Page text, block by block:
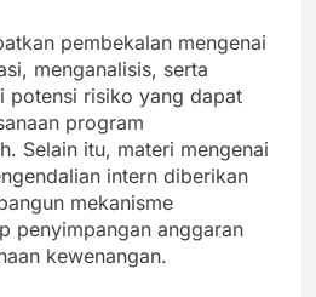
pembekalan mengenai
menganalisis, serta
potensi risiko yang dapat
program
Selain itu, materi mengenai
intern diberikan
mekanisme
penyimpangan anggaran
kewenangan.